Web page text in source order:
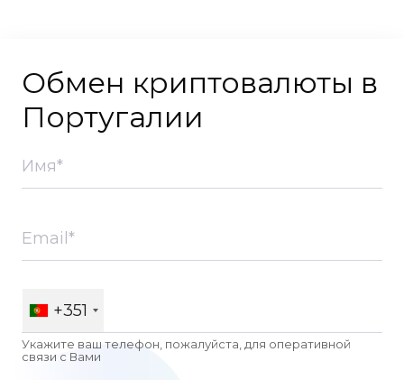
Обмен криптовалюты в
Португалии
+351
Укажите ваш телефон, пожалуйста, для оперативной
связи c Вами